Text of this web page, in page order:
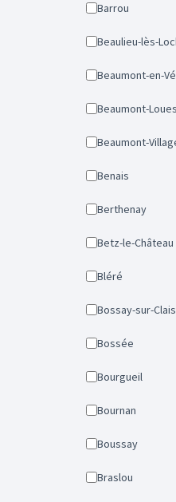
Barrou
Beaulieu-lès-
Beaumont-en-
Beaumont-
Beaumont-
Benais
Berthenay
Betz-le-Château
Bléré
Bossay-sur-
Bossée
Bourgueil
Bournan
Boussay
Braslou